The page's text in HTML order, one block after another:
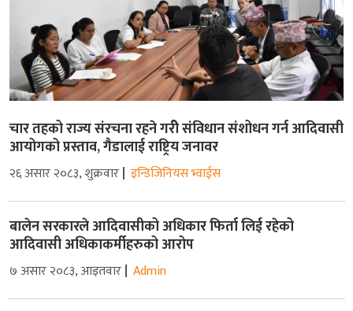
चार तहको राज्य संरचना रहने गरीे संविधान संशोधन गर्न आदिवासी
आयोगको प्रस्ताव, गैडालाई राष्ट्रिय जनावर
२६ असार २०८३, शुक्रवार इन्डिजिनियस भ्वाईस
बालेन सरकारले आदिवासीको अधिकार फिर्ता लिई रहेको
आदिवासी अधिकाकर्मीहरुको आरोप
७ असार २०८३, आइतवार Admin